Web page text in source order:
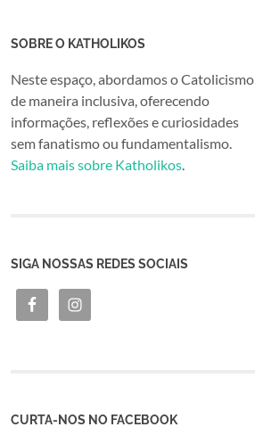
SOBRE O KATHOLIKOS
Neste espaço, abordamos o Catolicismo
de maneira inclusiva, oferecendo
informações, reflexões e curiosidades
sem fanatismo ou fundamentalismo.
Saiba mais sobre Katholikos.
SIGA NOSSAS REDES SOCIAIS
CURTA-NOS NO FACEBOOK